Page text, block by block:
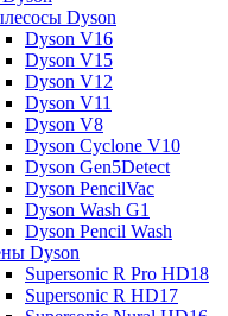
Dyson
Dyson V16
Dyson V15
Dyson V12
Dyson V11
Dyson V8
Dyson Cyclone V10
Dyson Gen5Detect
Dyson PencilVac
Dyson Wash G1
Dyson Pencil Wash
Dyson
Supersonic R Pro HD18
Supersonic R HD17